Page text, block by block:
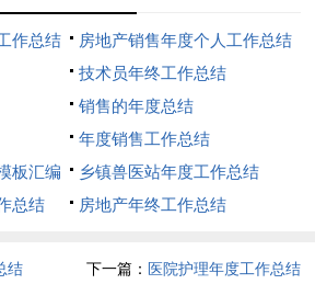
作总结
房地产销售年度个人工作总结
技术员年终工作总结
销售的年度总结
年度销售工作总结
板汇编
乡镇兽医站年度工作总结
总结
房地产年终工作总结
结 下一篇： 医院护理年度工作总结